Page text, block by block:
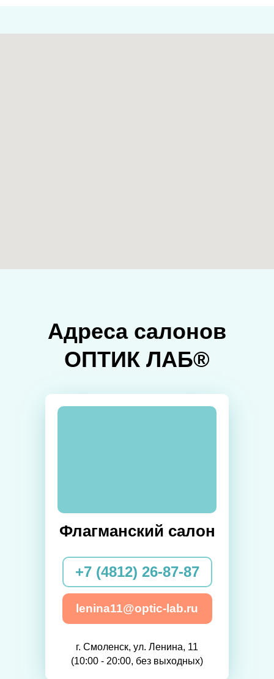
Адреса салонов
ОПТИК ЛАБ®
г. Смоленск, ул. Ленина, 11
(10:00 - 20:00, без выходных)
Флагманский салон
+7 (4812) 26-87-87
lenina11@optic-lab.ru